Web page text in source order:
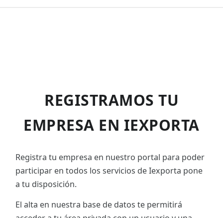
REGISTRAMOS TU
EMPRESA EN IEXPORTA
Registra tu empresa en nuestro portal para poder
participar en todos los servicios de Iexporta pone
a tu disposición.
El alta en nuestra base de datos te permitirá